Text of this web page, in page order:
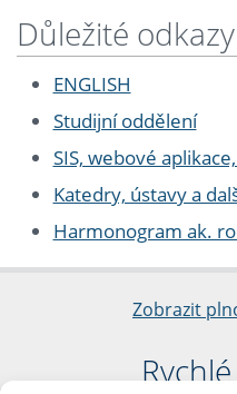
Důležité odkazy
ENGLISH
Studijní oddělení
SIS, webové
Katedry, ústavy a
Harmonogram ak.
Zobrazit